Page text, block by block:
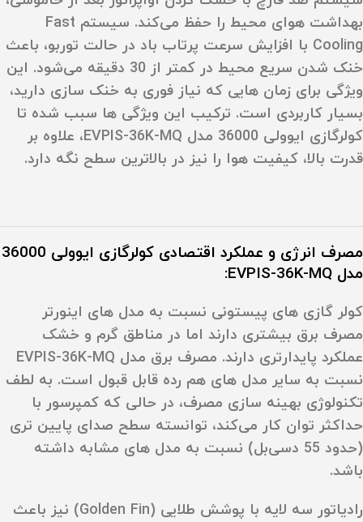
بهداشت هوای محیط را حفظ می‌کند. سیستم Fast
Cooling با افزایش سرعت پرتاب باد در حالت توربو، باعث
خنک شدن سریع محیط در کمتر از 30 دقیقه
می‌شود. این
ویژگی برای زمان‌ هایی که نیاز فوری به خنک‌ سازی دارید،
بسیار کاربردی است. ترکیب این ویژگی‌ ها سبب شده تا
کولرگازی ایوولی 36000 مدل EVPIS-36K-MQ، علاوه بر
قدرت بالا، کیفیت هوا را نیز در بالاترین سطح نگه دارد.
مصرف انرژی و عملکرد اقتصادی کولرگازی ایوولی 36000
مدل EVPIS-36K-MQ:
کولر گازی‌ های پیستونی نسبت به مدل‌ های اینورتر
مصرف برق بیشتری دارند اما در مناطق گرم و خشک
عملکرد پایدارتری دارند. مصرف برق مدل EVPIS-36K-MQ
نسبت به سایر مدل‌ های هم‌ رده قابل قبول است. به لطف
تکنولوژی بهینه‌ سازی مصرف، در حالی‌ که کمپرسور با
حداکثر توان کار می‌کند، توانسته سطح صدای پایین‌ تری
(حدود 55 دسی‌بل
) نسبت به مدل‌ های مشابه داشته
باشد.
رادیاتور سه‌ لایه با پوشش طلایی (Golden Fin) نیز باعث